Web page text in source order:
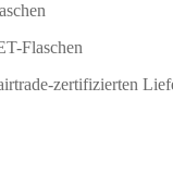
Flaschen
zertifizierten